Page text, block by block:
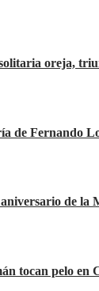
oreja,
de Fernando
de la
tocan pelo en